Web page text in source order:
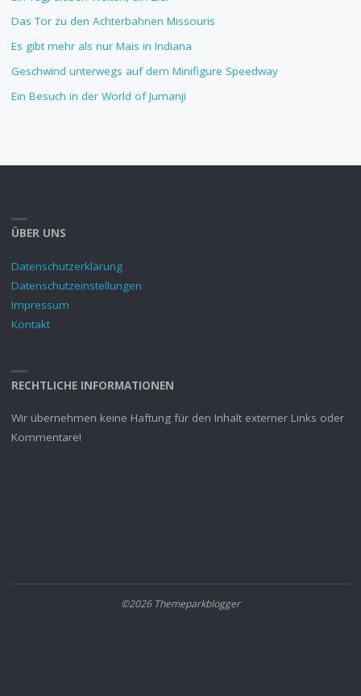
Das Tor zu den Achterbahnen Missouris
Es gibt mehr als nur Mais in Indiana
Geschwind unterwegs auf dem Minifigure Speedway
Ein Besuch in der World of Jumanji
ÜBER UNS
Datenschutzerklärung
Datenschutzeinstellungen
Impressum
Kontakt
RECHTLICHE INFORMATIONEN
Wir übernehmen keine Haftung für den Inhalt externer Links oder
Kommentare!
©2026 Themeparkblogger